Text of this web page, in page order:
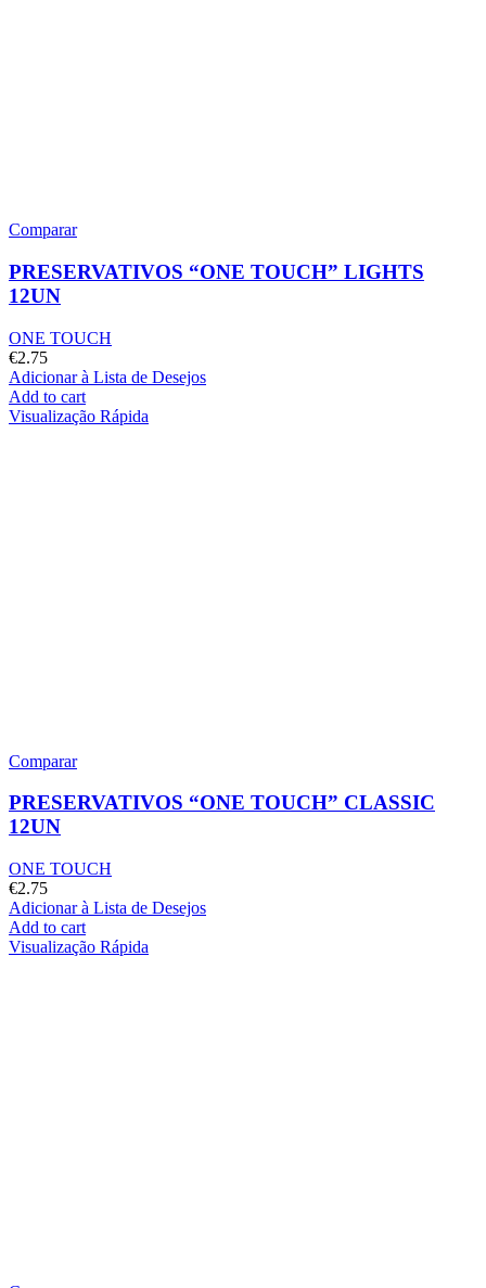
Comparar
PRESERVATIVOS “ONE TOUCH” LIGHTS
12UN
ONE TOUCH
€2.75
Adicionar à Lista de Desejos
Add to cart
Visualização Rápida
Comparar
PRESERVATIVOS “ONE TOUCH” CLASSIC
12UN
ONE TOUCH
€2.75
Adicionar à Lista de Desejos
Add to cart
Visualização Rápida